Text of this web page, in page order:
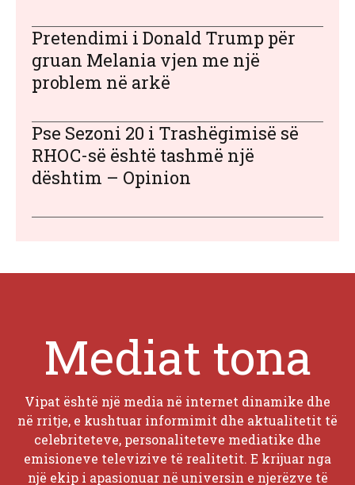
Pretendimi i Donald Trump për
gruan Melania vjen me një
problem në arkë
Pse Sezoni 20 i Trashëgimisë së
RHOC-së është tashmë një
dështim – Opinion
Mediat tona
Vipat është një media në internet dinamike dhe
në rritje, e kushtuar informimit dhe aktualitetit të
celebriteteve, personaliteteve mediatike dhe
emisioneve televizive të realitetit. E krijuar nga
një ekip i apasionuar në universin e njerëzve të